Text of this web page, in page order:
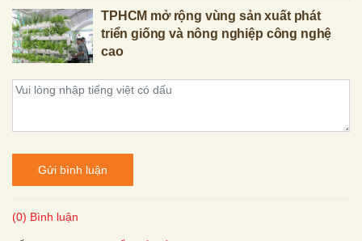
TPHCM mở rộng vùng sản xuất phát
triển giống và nông nghiệp công nghệ
cao
Gửi bình luận
(0) Bình luận